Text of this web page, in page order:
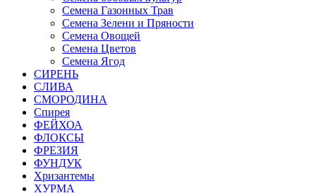
Семена Газонных Трав
Семена Зелени и Пряности
Семена Овощей
Семена Цветов
Семена Ягод
СИРЕНЬ
СЛИВА
СМОРОДИНА
Спирея
ФЕЙХОА
ФЛОКСЫ
ФРЕЗИЯ
ФУНДУК
Хризантемы
ХУРМА